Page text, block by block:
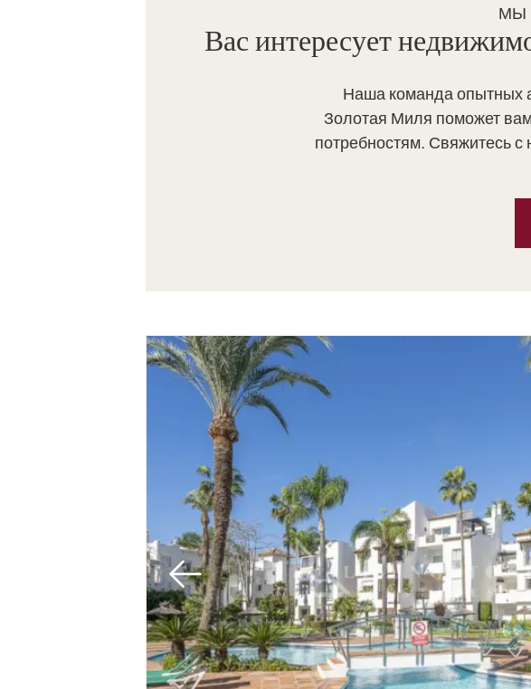
МЫ
Вас интересует
Наша команда опытных
Золотая Миля поможет
потребностям. Свяжитесь